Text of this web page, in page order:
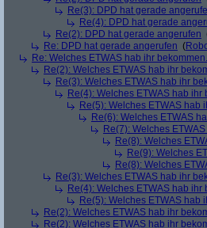
Re(3): DPD hat gerade
Re(4): DPD hat gerade
Re(2): DPD hat gerade angerufen
Re: DPD hat gerade angerufen (
Re: Welches ETWAS hab ihr
Re(2): Welches ETWAS hab ihr
Re(3): Welches ETWAS hab ihr
Re(4): Welches ETWAS hab ihr
Re(5): Welches ETWAS hab
Re(6): Welches ETWAS
Re(7): Welches
Re(8): Welches
Re(9): Welches
Re(8): Welches
Re(3): Welches ETWAS hab ihr
Re(4): Welches ETWAS hab ihr
Re(5): Welches ETWAS hab
Re(2): Welches ETWAS hab ihr
Re(2): Welches ETWAS hab ihr